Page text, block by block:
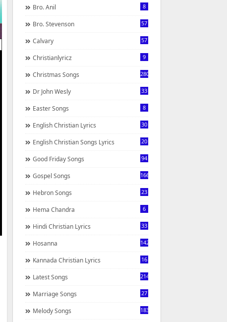
Bro. Anil 8
Bro. Stevenson 57
Calvary 57
Christianlyricz 9
Christmas Songs 280
Dr John Wesly 33
Easter Songs 8
English Christian Lyrics 30
English Christian Songs Lyrics 20
Good Friday Songs 94
Gospel Songs 166
Hebron Songs 23
Hema Chandra 6
Hindi Christian Lyrics 33
Hosanna 142
Kannada Christian Lyrics 16
Latest Songs 214
Marriage Songs 27
Melody Songs 183